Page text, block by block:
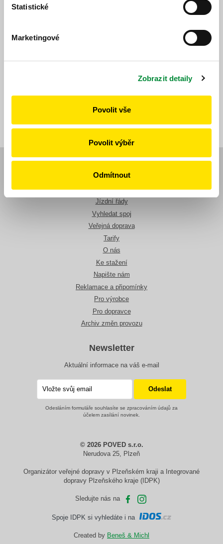
Statistické
Marketingové
Zobrazit detaily
Povolit vše
Povolit výběr
Odmítnout
change=10774&line=728
Navigace
Novinky
Jízdní řády
Vyhledat spoj
Veřejná doprava
Tarify
O nás
Ke stažení
Napište nám
Reklamace a připomínky
Pro výrobce
Pro dopravce
Archiv změn provozu
Newsletter
Aktuální informace na váš e-mail
Odesláním formuláře souhlasíte se zpracováním údajů za
účelem zasílání novinek.
© 2026 POVED s.r.o.
Nerudova 25, Plzeň
Organizátor veřejné dopravy v Plzeňském kraji a Integrované
dopravy Plzeňského kraje (IDPK)
Sledujte nás na
Spoje IDPK si vyhledáte i na
Created by Beneš & Michl